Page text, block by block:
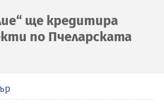
ще кредитира
по Пчеларската